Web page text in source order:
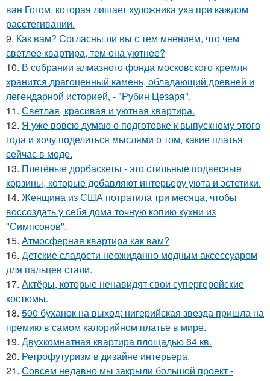
ван Гогом, которая лишает художника уха при каждом
расстегивании.
9. Как вам? Согласны ли вы с тем мнением, что чем
светлее квартира, тем она уютнее?
10. В собрании алмазного фонда московского кремля
хранится драгоценный камень, обладающий древней и
легендарной историей, - "Рубин Цезаря".
11. Светлая, красивая и уютная квартира.
12. Я уже вовсю думаю о подготовке к выпускному этого
года и хочу поделиться мыслями о том, какие платья
сейчас в моде.
13. Плетёные дорбаскеты - это стильные подвесные
корзины, которые добавляют интерьеру уюта и эстетики.
14. Женщина из США потратила три месяца, чтобы
воссоздать у себя дома точную копию кухни из
"Симпсонов".
15. Атмосферная квартира как вам?
16. Детские сладости неожиданно модным аксессуаром
для пальцев стали.
17. Актёры, которые ненавидят свои супергеройские
костюмы.
18. 500 буханок на выход: нигерийская звезда пришла на
премию в самом калорийном платье в мире.
19. Двухкомнатная квартира площадью 64 кв.
20. Ретрофутуризм в дизайне интерьера.
21. Совсем недавно мы закрыли большой проект -